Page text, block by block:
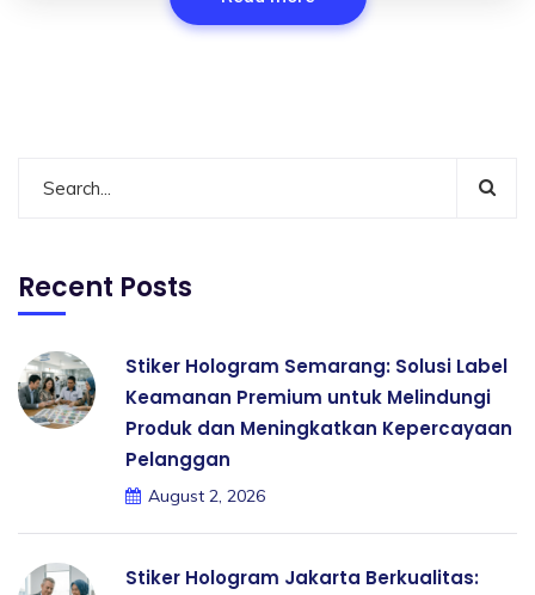
Recent Posts
Stiker Hologram Semarang: Solusi Label
Keamanan Premium untuk Melindungi
Produk dan Meningkatkan Kepercayaan
Pelanggan
August 2, 2026
Stiker Hologram Jakarta Berkualitas: